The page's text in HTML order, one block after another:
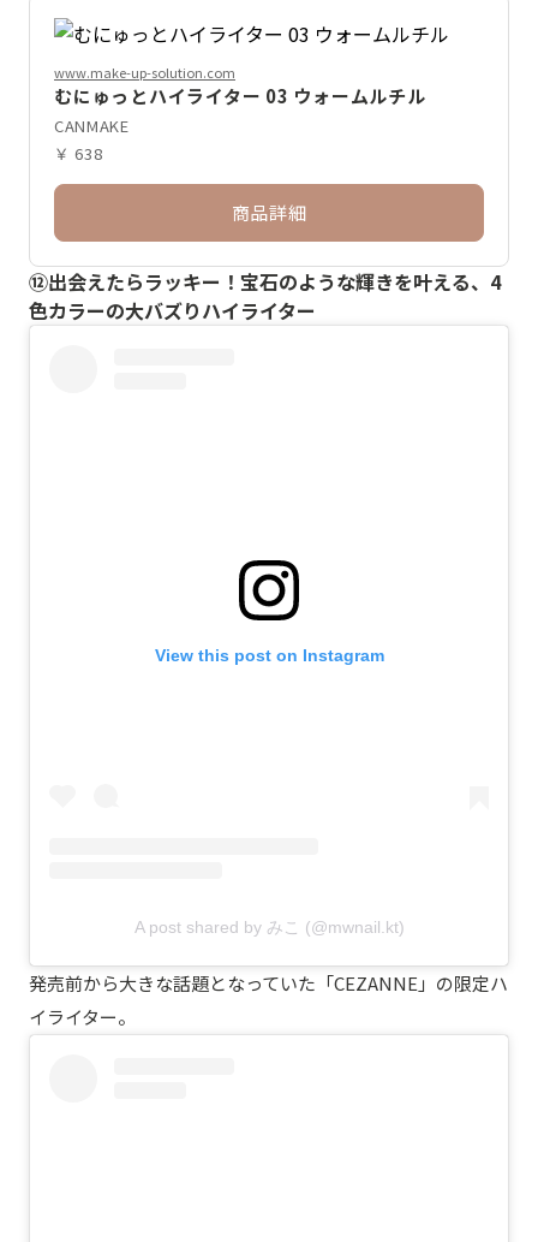
www.make-up-solution.com
むにゅっとハイライター 03 ウォームルチル
CANMAKE
￥ 638
商品詳細
⑫出会えたらラッキー！宝石のような輝きを叶える、4
色カラーの大バズりハイライター
View this post on Instagram
A post shared by みこ (@mwnail.kt)
発売前から大きな話題となっていた「CEZANNE」の限定ハ
イライター。